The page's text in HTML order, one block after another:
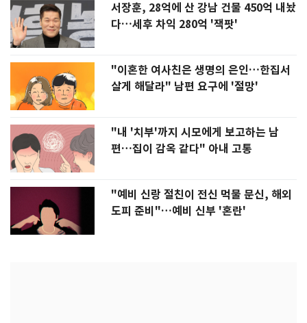
서장훈, 28억에 산 강남 건물 450억 내놨
다…세후 차익 280억 '잭팟'
"이혼한 여사친은 생명의 은인…한집서
살게 해달라" 남편 요구에 '절망'
"내 '치부'까지 시모에게 보고하는 남
편…집이 감옥 같다" 아내 고통
"예비 신랑 절친이 전신 먹물 문신, 해외
도피 준비"…예비 신부 '혼란'